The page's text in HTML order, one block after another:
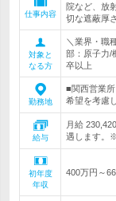
仕事内容
院など、放
切な遮蔽厚
対象と
なる方
＼業界・職
部：原子力/
卒以上
勤務地
■関西営業
希望を考慮
給与
月給
遇します。
初年度
年収
400万円～